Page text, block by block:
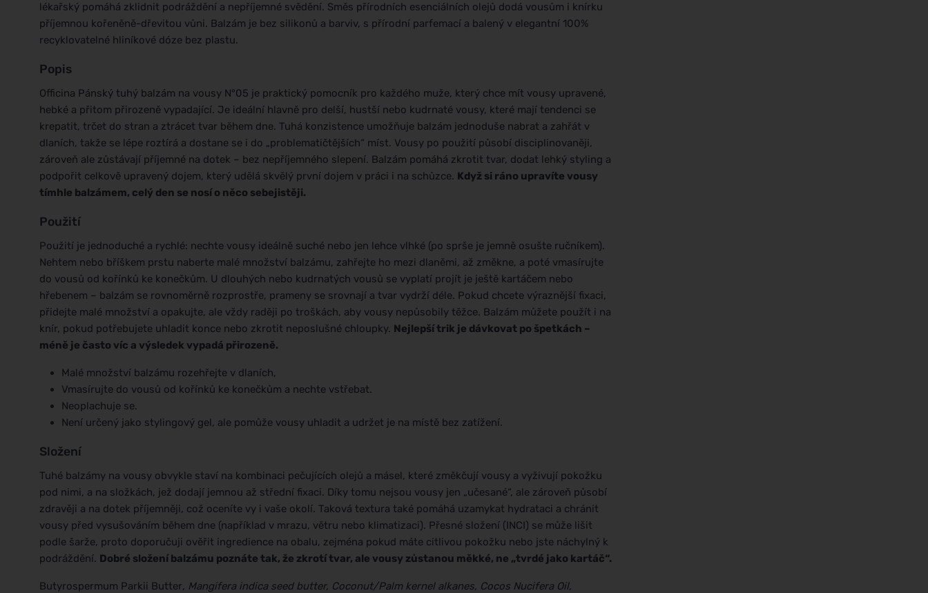
lékařský pomáhá zklidnit podráždění a nepříjemné svědění. Směs přírodních esenciálních olejů dodá vousům i knírku
příjemnou kořeněně-dřevitou vůni. Balzám je bez silikonů a barviv, s přírodní parfemací a balený v elegantní 100%
recyklovatelné hliníkové dóze bez plastu.
Popis
Officina Pánský tuhý balzám na vousy N°05 je praktický pomocník pro každého muže, který chce mít vousy upravené,
hebké a přitom přirozeně vypadající. Je ideální hlavně pro delší, hustší nebo kudrnaté vousy, které mají tendenci se
krepatit, trčet do stran a ztrácet tvar během dne. Tuhá konzistence umožňuje balzám jednoduše nabrat a zahřát v
dlaních, takže se lépe roztírá a dostane se i do „problematičtějších“ míst. Vousy po použití působí disciplinovaněji,
zároveň ale zůstávají příjemné na dotek – bez nepříjemného slepení. Balzám pomáhá zkrotit tvar, dodat lehký styling a
podpořit celkově upravený dojem, který udělá skvělý první dojem v práci i na schůzce. Když si ráno upravíte vousy
tímhle balzámem, celý den se nosí o něco sebejistěji.
Použití
Použití je jednoduché a rychlé: nechte vousy ideálně suché nebo jen lehce vlhké (po sprše je jemně osušte ručníkem).
Nehtem nebo bříškem prstu naberte malé množství balzámu, zahřejte ho mezi dlaněmi, až změkne, a poté vmasírujte
do vousů od kořínků ke konečkům. U dlouhých nebo kudrnatých vousů se vyplatí projít je ještě kartáčem nebo
hřebenem – balzám se rovnoměrně rozprostře, prameny se srovnají a tvar vydrží déle. Pokud chcete výraznější fixaci,
přidejte malé množství a opakujte, ale vždy raději po troškách, aby vousy nepůsobily těžce. Balzám můžete použít i na
knír, pokud potřebujete uhladit konce nebo zkrotit neposlušné chloupky. Nejlepší trik je dávkovat po špetkách –
méně je často víc a výsledek vypadá přirozeně.
Malé množství balzámu rozehřejte v dlaních,
Vmasírujte do vousů od kořínků ke konečkům a nechte vstřebat.
Neoplachuje se.
Není určený jako stylingový gel, ale pomůže vousy uhladit a udržet je na místě bez zatížení.
Složení
Tuhé balzámy na vousy obvykle staví na kombinaci pečujících olejů a másel, které změkčují vousy a vyživují pokožku
pod nimi, a na složkách, jež dodají jemnou až střední fixaci. Díky tomu nejsou vousy jen „učesané“, ale zároveň působí
zdravěji a na dotek příjemněji, což oceníte vy i vaše okolí. Taková textura také pomáhá uzamykat hydrataci a chránit
vousy před vysušováním během dne (například v mrazu, větru nebo klimatizaci). Přesné složení (INCI) se může lišit
podle šarže, proto doporučuji ověřit ingredience na obalu, zejména pokud máte citlivou pokožku nebo jste náchylný k
podráždění. Dobré složení balzámu poznáte tak, že zkrotí tvar, ale vousy zůstanou měkké, ne „tvrdé jako kartáč“.
Butyrospermum Parkii Butter, Mangifera indica seed butter, Coconut/Palm kernel alkanes, Cocos Nucifera Oil,